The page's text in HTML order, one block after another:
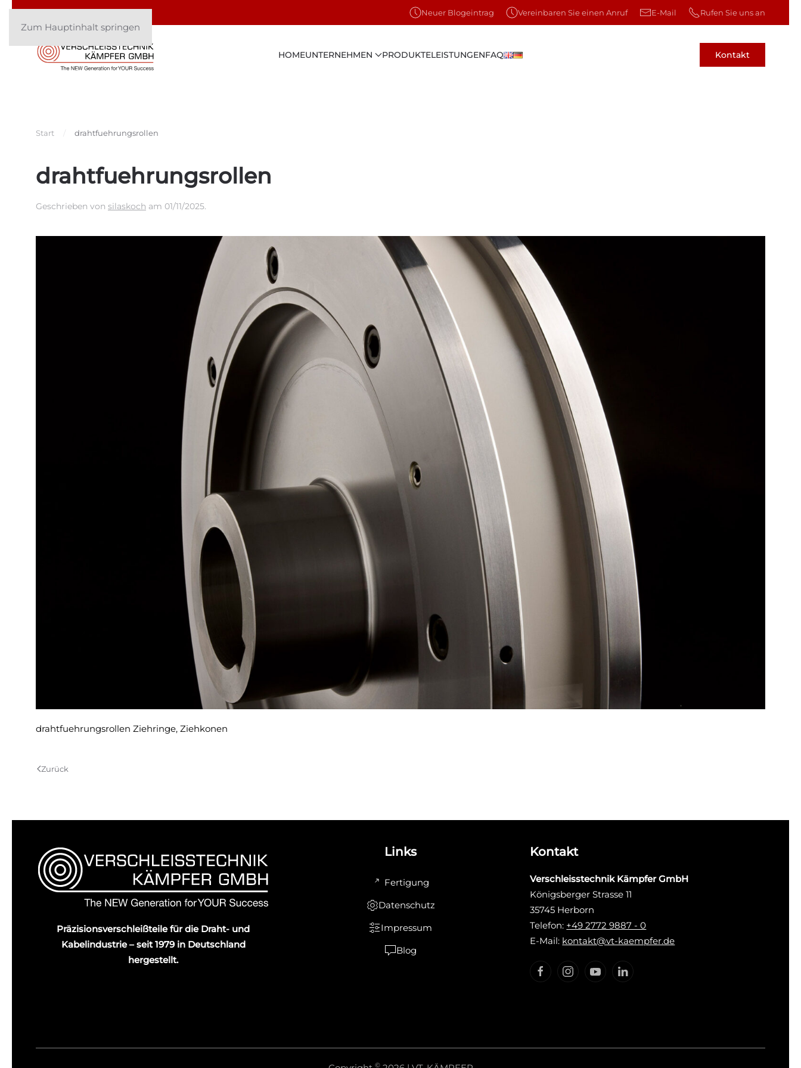
Zum Hauptinhalt springen
Neuer Blogeintrag Vereinbaren Sie einen Anruf E-Mail Rufen Sie uns an
HOMEUNTERNEHMEN PRODUKTELEISTUNGENFAQ Kontakt
Start drahtfuehrungsrollen
drahtfuehrungsrollen
Geschrieben von silaskoch am 01/11/2025.
drahtfuehrungsrollen Ziehringe, Ziehkonen
Zurück
Präzisionsverschleißteile für die Draht- und
Kabelindustrie – seit 1979 in Deutschland
hergestellt.
Links
Fertigung
Datenschutz
Impressum
Blog
Kontakt
Verschleisstechnik Kämpfer GmbH
Königsberger Strasse 11
35745 Herborn
Telefon: +49 2772 9887 - 0
E-Mail: kontakt@vt-kaempfer.de
©